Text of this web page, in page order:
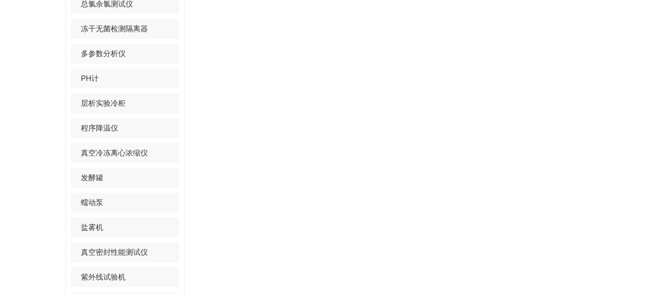
总氯余氯测试仪
冻干无菌检测隔离器
多参数分析仪
PH计
层析实验冷柜
程序降温仪
真空冷冻离心浓缩仪
发酵罐
蠕动泵
盐雾机
真空密封性能测试仪
紫外线试验机